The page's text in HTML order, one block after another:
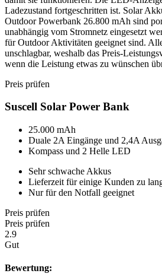
Ladezustand fortgeschritten ist. Solar
Outdoor Powerbank 26.800 mAh sind
unabhängig vom Stromnetz eingesetzt
für Outdoor Aktivitäten geeignet sind.
unschlagbar, weshalb das Preis-
wenn die Leistung etwas zu wünschen
Preis prüfen
Suscell Solar Power Bank
25.000 mAh
Duale 2A Eingänge und 2,4A
Kompass und 2 Helle LED
Sehr schwache Akkus
Lieferzeit für einige Kunden zu
Nur für den Notfall geeignet
Preis prüfen
Preis prüfen
2.9
Gut
Bewertung: